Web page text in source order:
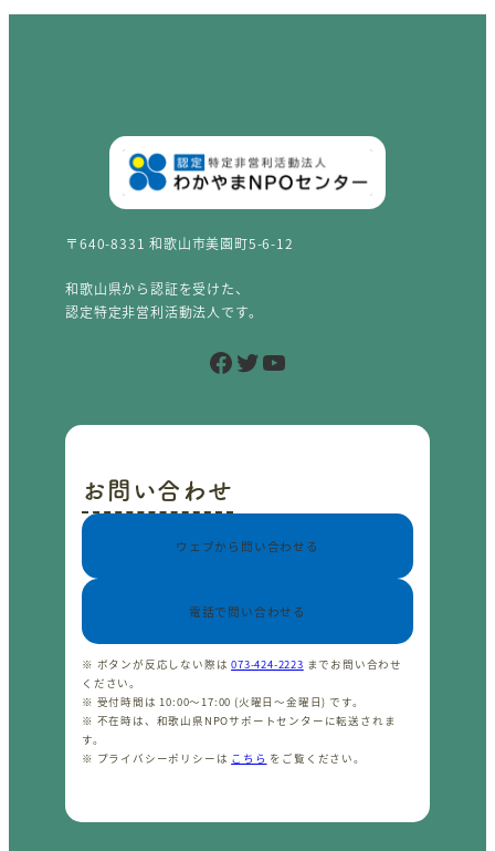
〒640-8331 和歌山市美園町5-6-12
和歌山県から認証を受けた、
認定特定非営利活動法人です。
Facebook Twitter YouTube
お問い合わせ
ウェブから問い合わせる
電話で問い合わせる
※ ボタンが反応しない際は073-424-2223 までお問い合わせ
ください。
※ 受付時間は 10:00〜17:00 (火曜日〜金曜日) です。
※ 不在時は、和歌山県NPOサポートセンターに転送されま
す。
※ プライバシーポリシーは こちら をご覧ください。